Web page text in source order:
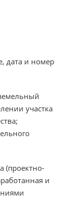
дата и номер
участка
(проектно-
и